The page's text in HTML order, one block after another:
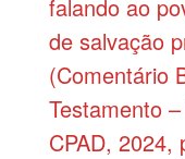
falando ao
de salvação
(Comentário
Testamento
CPAD, 2024,